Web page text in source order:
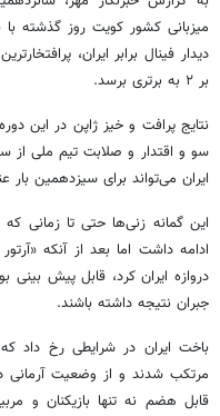
میزبانی کشور کویت روز گذشته با
بر ۲ به برتری برسد.
نتایجپرافت و خیز ژاپن در این
سو و اقتدار و صلابت تیم ملی از
ایران می‌تواند برای سیزدهمین
این گمانه زنی‌ها حتی تا زمانی
ادامه داشت اما بعد از آنکه «آرتور
دروازه ایران کرد، قابل پیش
جبران نتیجه داشته باشند.
باخت ایران در شرایطی رخ داد
مرتکب شدند و از وضعیت آرمانی
قابل هضم نه تنها بازیکنان و